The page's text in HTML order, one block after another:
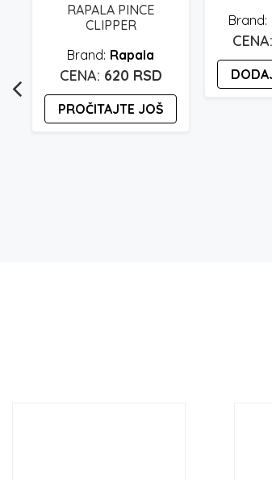
Extra Carp
DODAJ U KORPU